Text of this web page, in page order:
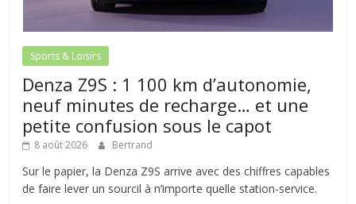
Sports & Loisirs
Denza Z9S : 1 100 km d’autonomie,
neuf minutes de recharge… et une
petite confusion sous le capot
8 août 2026 Bertrand
Sur le papier, la Denza Z9S arrive avec des chiffres capables
de faire lever un sourcil à n’importe quelle station-service.